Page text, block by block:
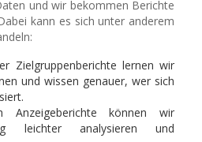
und wir bekommen Berichte
kann es sich unter anderem
Zielgruppenberichte lernen wir
und wissen genauer, wer sich
Anzeigeberichte können wir
leichter analysieren und